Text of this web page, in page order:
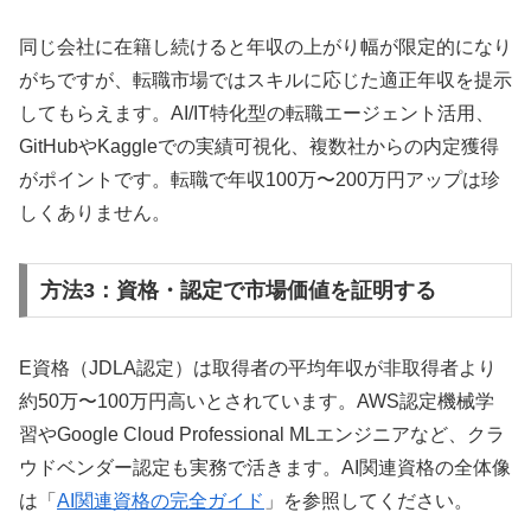
同じ会社に在籍し続けると年収の上がり幅が限定的になり
がちですが、転職市場ではスキルに応じた適正年収を提示
してもらえます。AI/IT特化型の転職エージェント活用、
GitHubやKaggleでの実績可視化、複数社からの内定獲得
がポイントです。転職で年収100万〜200万円アップは珍
しくありません。
方法3：資格・認定で市場価値を証明する
E資格（JDLA認定）は取得者の平均年収が非取得者より
約50万〜100万円高いとされています。AWS認定機械学
習やGoogle Cloud Professional MLエンジニアなど、クラ
ウドベンダー認定も実務で活きます。AI関連資格の全体像
は「 AI関連資格の完全ガイド 」を参照してください。